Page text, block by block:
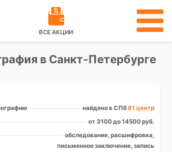
ВСЕ АКЦИИ
в Санкт-Петербурге
найдено в СПб81 центр
от 3100 до 14500 руб.
обследование, расшифровка,
письменное заключение, запись